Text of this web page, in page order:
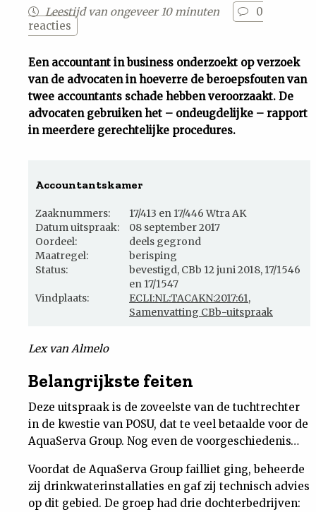
Uit
Cijfers
Magazine
Podcast
Contact
Leestijd van ongeveer 10 minuten
0
reacties
Een accountant in business onderzoekt op verzoek
van de advocaten in hoeverre de beroepsfouten van
twee accountants schade hebben veroorzaakt. De
advocaten gebruiken het – ondeugdelijke – rapport
in meerdere gerechtelijke procedures.
Accountantskamer
Zaaknummers:
17/413 en 17/446 Wtra AK
Datum uitspraak:
08 september 2017
Oordeel:
deels gegrond
Maatregel:
berisping
Status:
bevestigd, CBb 12 juni 2018, 17/1546
en 17/1547
Vindplaats:
ECLI:NL:TACAKN:2017:61,
Samenvatting CBb-uitspraak
Lex van Almelo
Belangrijkste feiten
Deze uitspraak is de zoveelste van de tuchtrechter
in de kwestie van POSU, dat te veel betaalde voor de
AquaServa Group. Nog even de voorgeschiedenis…
Voordat de AquaServa Group failliet ging, beheerde
zij drinkwaterinstallaties en gaf zij technisch advies
op dit gebied. De groep had drie dochterbedrijven: